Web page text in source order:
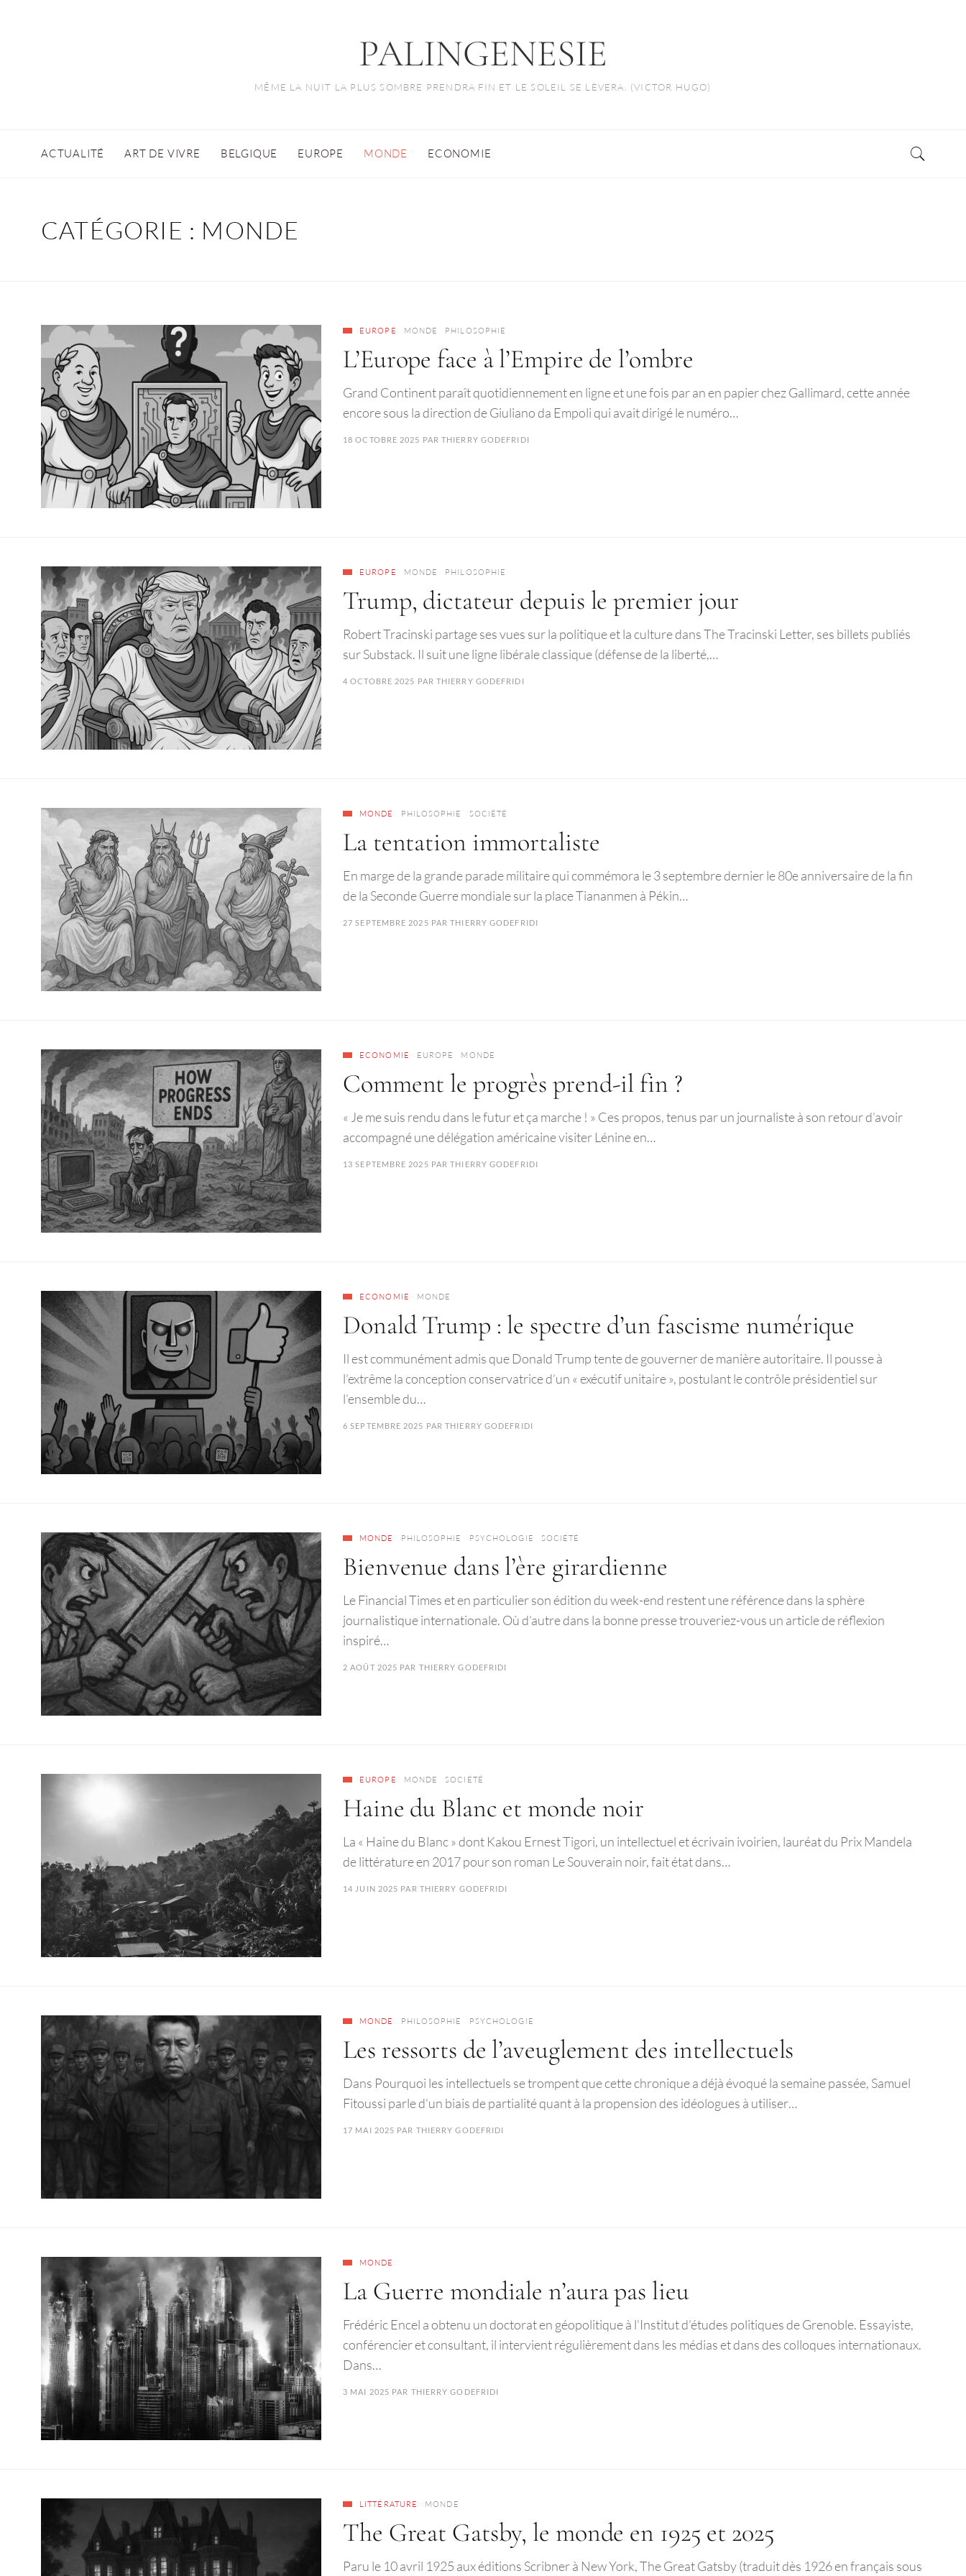
PALINGENESIE
MÊME LA NUIT LA PLUS SOMBRE PRENDRA FIN ET LE SOLEIL SE LÈVERA. (VICTOR HUGO)
ACTUALITÉ ART DE VIVRE BELGIQUE EUROPE MONDE ECONOMIE
CATÉGORIE : MONDE
EUROPE MONDE PHILOSOPHIE
L’Europe face à l’Empire de l’ombre
Grand Continent paraît quotidiennement en ligne et une fois par an en papier chez Gallimard, cette année
encore sous la direction de Giuliano da Empoli qui avait dirigé le numéro…
18 OCTOBRE 2025 PARTHIERRY GODEFRIDI
EUROPE MONDE PHILOSOPHIE
Trump, dictateur depuis le premier jour
Robert Tracinski partage ses vues sur la politique et la culture dans The Tracinski Letter, ses billets publiés
sur Substack. Il suit une ligne libérale classique (défense de la liberté,…
4 OCTOBRE 2025 PAR THIERRY GODEFRIDI
MONDE PHILOSOPHIE SOCIÉTÉ
La tentation immortaliste
En marge de la grande parade militaire qui commémora le 3 septembre dernier le 80e anniversaire de la fin
de la Seconde Guerre mondiale sur la place Tiananmen à Pékin…
27 SEPTEMBRE 2025 PARTHIERRY GODEFRIDI
ECONOMIE EUROPE MONDE
Comment le progrès prend-il fin ?
« Je me suis rendu dans le futur et ça marche ! » Ces propos, tenus par un journaliste à son retour d’avoir
accompagné une délégation américaine visiter Lénine en…
13 SEPTEMBRE 2025 PARTHIERRY GODEFRIDI
ECONOMIE MONDE
Donald Trump : le spectre d’un fascisme numérique
Il est communément admis que Donald Trump tente de gouverner de manière autoritaire. Il pousse à
l’extrême la conception conservatrice d’un « exécutif unitaire », postulant le contrôle présidentiel sur
l’ensemble du…
6 SEPTEMBRE 2025 PARTHIERRY GODEFRIDI
MONDE PHILOSOPHIE PSYCHOLOGIE SOCIÉTÉ
Bienvenue dans l’ère girardienne
Le Financial Times et en particulier son édition du week-end restent une référence dans la sphère
journalistique internationale. Où d’autre dans la bonne presse trouveriez-vous un article de réflexion
inspiré…
2 AOÛT 2025 PAR THIERRY GODEFRIDI
EUROPE MONDE SOCIÉTÉ
Haine du Blanc et monde noir
La « Haine du Blanc » dont Kakou Ernest Tigori, un intellectuel et écrivain ivoirien, lauréat du Prix Mandela
de littérature en 2017 pour son roman Le Souverain noir, fait état dans…
14 JUIN 2025 PAR THIERRY GODEFRIDI
MONDE PHILOSOPHIE PSYCHOLOGIE
Les ressorts de l’aveuglement des intellectuels
Dans Pourquoi les intellectuels se trompent que cette chronique a déjà évoqué la semaine passée, Samuel
Fitoussi parle d’un biais de partialité quant à la propension des idéologues à utiliser…
17 MAI 2025 PAR THIERRY GODEFRIDI
MONDE
La Guerre mondiale n’aura pas lieu
Frédéric Encel a obtenu un doctorat en géopolitique à l’Institut d’études politiques de Grenoble. Essayiste,
conférencier et consultant, il intervient régulièrement dans les médias et dans des colloques internationaux.
Dans…
3 MAI 2025 PAR THIERRY GODEFRIDI
LITTÉRATURE MONDE
The Great Gatsby, le monde en 1925 et 2025
Paru le 10 avril 1925 aux éditions Scribner à New York, The Great Gatsby (traduit dès 1926 en français sous